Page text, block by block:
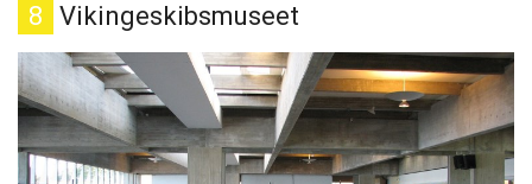
8 Vikingeskibsmuseet